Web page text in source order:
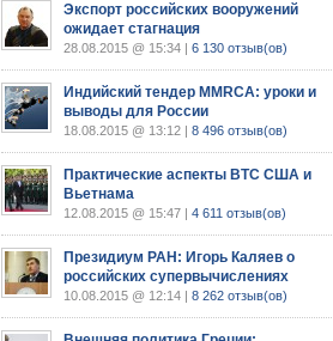
Экспорт российских вооружений
ожидает стагнация
28.08.2015 @ 15:34 | 6 130 отзыв(ов)
Индийский тендер MMRCA: уроки и
выводы для России
18.08.2015 @ 13:12 | 8 496 отзыв(ов)
Практические аспекты ВТС США и
Вьетнама
12.08.2015 @ 15:47 | 4 611 отзыв(ов)
Президиум РАН: Игорь Каляев о
российских супервычислениях
10.08.2015 @ 12:14 | 8 262 отзыв(ов)